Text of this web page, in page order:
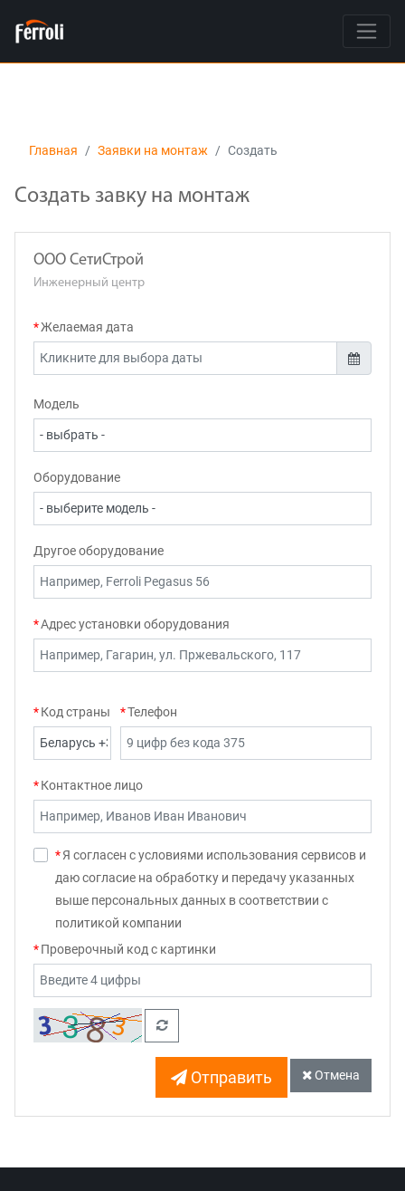
Главная Заявки на монтаж Создать
Создать завку на монтаж
ООО СетиСтрой
Инженерный центр
Желаемая дата
Модель
Оборудование
Другое оборудование
Адрес установки оборудования
Код страны Телефон
Контактное лицо
*Я согласен с условиями использования сервисов и
даю согласие на обработку и передачу указанных
выше персональных данных в соответствии с
политикой компании
Проверочный код с картинки
Отправить Отмена